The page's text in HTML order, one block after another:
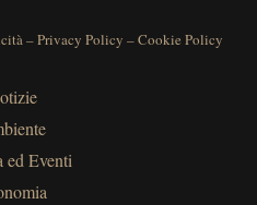
–Privacy Policy –Cookie Policy
ed Eventi